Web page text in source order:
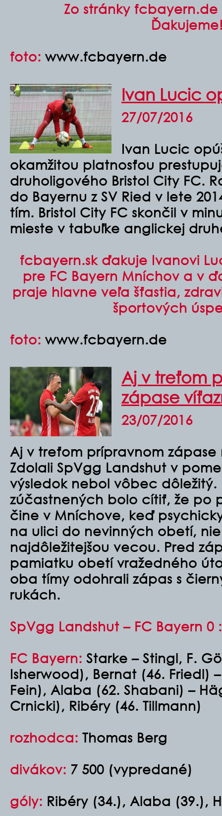
Zo stránky fcbayern.de
foto: www.fcbayern.de
Ivan Lucic
27/07/2016
Ivan Lucic
okamžitou platnosťou
druholigového Bristol City FC.
do Bayernu z SV Ried v lete
tím. Bristol City FC skončil v
mieste v tabuľke anglickej
fcbayern.sk ďakuje Ivanovi
pre FC Bayern Mníchov a v
praje hlavne veľa šťastia,
športových
foto: www.fcbayern.de
Aj v treťom
zápase
23/07/2016
Aj v treťom prípravnom zápase
Zdolali SpVgg Landshut v
výsledok nebol vôbec dôležitý.
zúčastnených bolo cítiť, že po
čine v Mníchove, keď
na ulici do nevinných obetí,
najdôležitejšou vecou. Pred
pamiatku obetí vražedného
oba tímy odohrali zápas s
rukách.
SpVgg Landshut – FC Bayern 0
FC Bayern: Starke – Stingl, F.
Isherwood), Bernat (46. Friedl)
Fein), Alaba (62. Shabani) –
Crnicki), Ribéry (46. Tillmann)
rozhodca: Thomas Berg
divákov: 7 500 (vypredané)
góly: Ribéry (34.), Alaba (39.),